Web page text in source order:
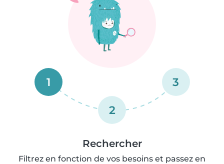
1
2
3
Rechercher
Filtrez en fonction de vos besoins et passez en